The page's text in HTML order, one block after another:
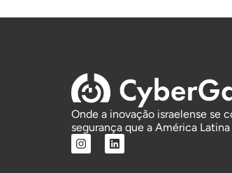
Onde a inovação israelense se
segurança que a América